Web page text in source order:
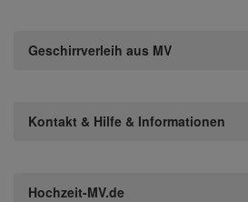
Geschirrverleih aus MV
Kontakt & Hilfe & Informationen
Hochzeit-MV.de